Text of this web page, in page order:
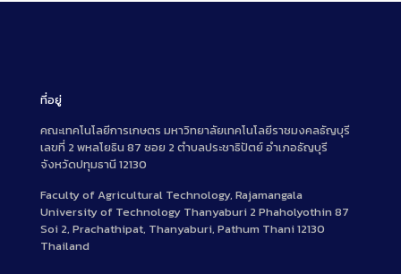
ที่อยู่
คณะเทคโนโลยีการเกษตร มหาวิทยาลัยเทคโนโลยีราชมงคลธัญบุรี
เลขที่ 2 พหลโยธิน 87 ซอย 2 ตำบลประชาธิปัตย์ อำเภอธัญบุรี
จังหวัดปทุมธานี 12130
Faculty of Agricultural Technology, Rajamangala
University of Technology Thanyaburi 2 Phaholyothin 87
Soi 2, Prachathipat, Thanyaburi, Pathum Thani 12130
Thailand